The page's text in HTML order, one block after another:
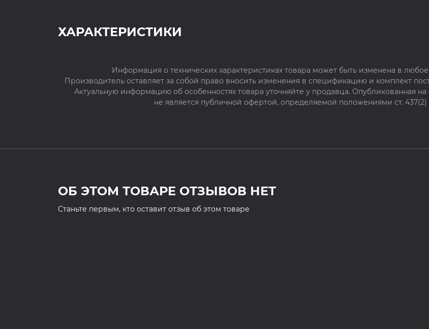
ХАРАКТЕРИСТИКИ
Информация о технических характеристиках товара может быть изменена в
Производитель оставляет за собой право вносить изменения в спецификацию и комплект
Актуальную информацию об особенностях товара уточняйте у продавца. Опубликованная
не является публичной офертой, определяемой положениями ст.
ОБ ЭТОМ ТОВАРЕ ОТЗЫВОВ НЕТ
Cтаньте первым, кто оставит отзыв об этом товаре